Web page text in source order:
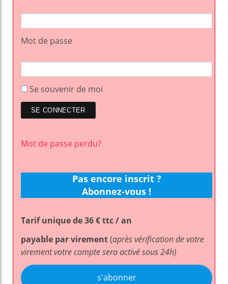
Mot de passe
Se souvenir de moi
Mot de passe perdu?
Pas encore inscrit ?
Abonnez-vous !
Tarif unique de 36 € ttc / an
payable par virement(après vérification de votre
virement votre compte sera activé sous 24h)
s'abonner